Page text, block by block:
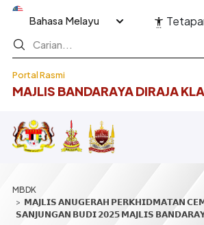
Langkau ke kandungan utama
Portal Rasmi
MAJLIS BANDARAYA DIRAJA
Select your language
Breadcrumb
𝗠𝗔𝗝𝗟𝗜𝗦 𝗔𝗡𝗨𝗚𝗘𝗥𝗔𝗛 𝗣𝗘𝗥𝗞𝗛𝗜𝗗𝗠𝗔𝗧𝗔𝗡
𝗦𝗔𝗡𝗝𝗨𝗡𝗚𝗔𝗡 𝗕𝗨𝗗𝗜 𝟮𝟬𝟮𝟱 𝗠𝗔𝗝𝗟𝗜𝗦